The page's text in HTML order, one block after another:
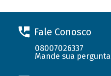
Fale Conosco
08007026337
Mande sua pergunta